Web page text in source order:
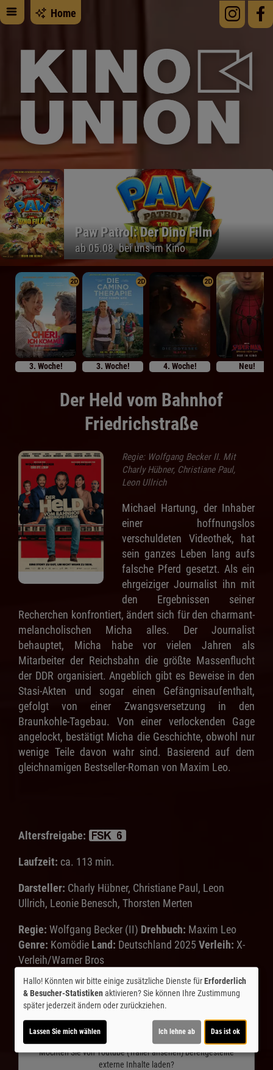
Home
Paw Patrol: Der Dino Film
ab 05.08. bei uns im Kino
2D
3. Woche!
2D
3. Woche!
2D
4. Woche! Neu!
Der Held vom Bahnhof
Friedrichstraße
Regie: Wolfgang Becker II. Mit
Charly Hübner, Christiane Paul,
Leon Ullrich
Michael Hartung, der Inhaber
einer hoffnungslos
verschuldeten Videothek, hat
sein ganzes Leben lang aufs
falsche Pferd gesetzt. Als ein
ehrgeiziger Journalist ihn mit
den Ergebnissen seiner
Recherchen konfrontiert, ändert sich für den charmant-
melancholischen Micha alles. Der Journalist
behauptet, Micha habe vor vielen Jahren als
Mitarbeiter der Reichsbahn die größte Massenflucht
der DDR organisiert. Angeblich gibt es Beweise in den
Stasi-Akten und sogar einen Gefängnisaufenthalt,
gefolgt von einer Zwangsversetzung in den
Braunkohle-Tagebau. Von einer verlockenden Gage
angelockt, bestätigt Micha die Geschichte, obwohl nur
wenige Teile davon wahr sind. Basierend auf dem
gleichnamigen Bestseller-Roman von Maxim Leo.
Altersfreigabe:
Laufzeit: ca. 113 min.
Darsteller: Charly Hübner, Christiane Paul, Leon
Ullrich, Leonie Benesch, Thorsten Merten
Regie: Wolfgang Becker (II) Drehbuch: Maxim Leo
Genre: Komödie Land: Deutschland 2025 Verleih: X-
Verleih/Warner Bros
Inhalte zum Teil von
© CINEPROG ...macht Lust auf Ihr Kino!
Möchten Sie vonYoutube (Trailer ansehen)bereitgestellte
externe Inhalte laden?
Hallo! Könnten wir bitte einige zusätzliche Dienste fürErforderlich
& Besucher-Statistikenaktivieren? Sie können Ihre Zustimmung
später jederzeit ändern oder zurückziehen.
Lassen Sie mich wählen Ich lehne ab Das ist ok